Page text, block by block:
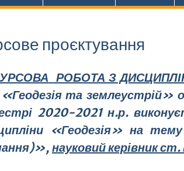
проєктування
РОБОТА З
«Геодезія та землеустрій»
2020-2021 н.р.
«Геодезія» на
», науковий керівник